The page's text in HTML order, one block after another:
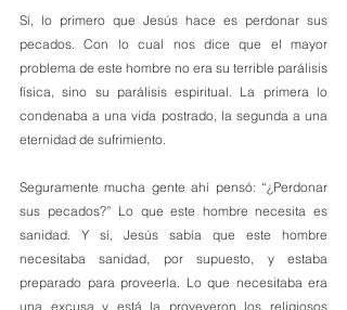
Sí, lo primero que Jesús hace es perdonar sus
pecados. Con lo cual nos dice que el mayor
problema de este hombre no era su terrible parálisis
física, sino su parálisis espiritual. La primera lo
condenaba a una vida postrado, la segunda a una
eternidad de sufrimiento.
Seguramente mucha gente ahí pensó: “¿Perdonar
sus pecados?” Lo que este hombre necesita es
sanidad. Y sí, Jesús sabía que este hombre
necesitaba sanidad, por supuesto, y estaba
preparado para proveerla. Lo que necesitaba era
una excusa y está la proveyeron los religiosos